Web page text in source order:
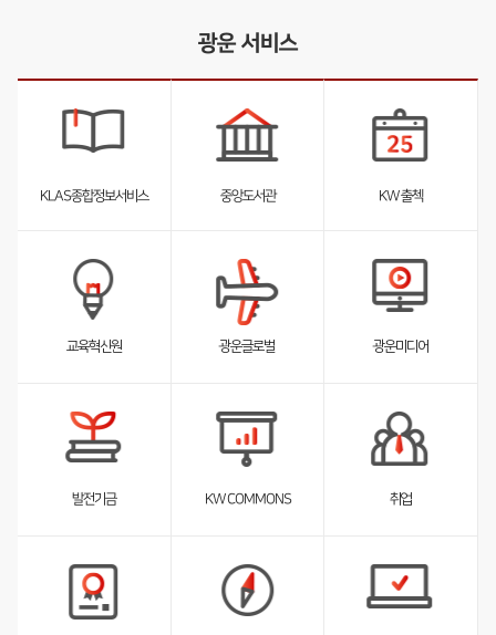
광운 서비스
KLAS종합정보서비스 중앙도서관 KW 출첵
브
스
트
침
교육혁신원
브
리
스
트
침
광운글로벌
브
리
스
트
침
광운미디어
발전기금 KW COMMONS
브
리
스
트
침
취업
브
리
스
트
브
리
스